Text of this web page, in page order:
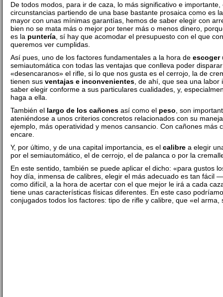
De todos modos, para ir de caza, lo más significativo e
circunstancias partiendo de una base bastante prosaica como es
mayor con unas mínimas garantías, hemos de saber elegir con
bien no se mata más o mejor por tener más o menos dinero,
es la puntería , sí hay que acomodar el presupuesto con el que
queremos ver cumplidas.
Así pues, uno de los factores fundamentales a la hora de escoger
semiautomática con todas las ventajas que conlleva poder
«desencaranos» el rifle, si lo que nos gusta es el cerrojo, la de
tienen sus ventajas e inconvenientes , de ahí, que sea una
saber elegir conforme a sus particulares cualidades, y,
haga a ella.
También el largo de los cañones así como el peso , son
ateniéndose a unos criterios concretos relacionados con su
ejemplo, más operatividad y menos cansancio. Con cañones más
encare.
Y, por último, y de una capital importancia, es el calibre a elegir
por el semiautomático, el de cerrojo, el de palanca o por la
En este sentido, también se puede aplicar el dicho: «para gustos
hoy día, inmensa de calibres, elegir el más adecuado es tan fácil
como difícil, a la hora de acertar con el que mejor le irá a cada
tiene unas características físicas diferentes. En este caso
conjugados todos los factores: tipo de rifle y calibre, que «el arma,